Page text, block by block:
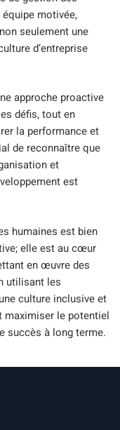
motivée,
seulement une
d’entreprise
approche proactive
défis, tout en
la performance et
de reconnaître que
et
est
humaines est bien
elle est au cœur
en œuvre des
utilisant les
culture inclusive et
maximiser le potentiel
succès à long terme.